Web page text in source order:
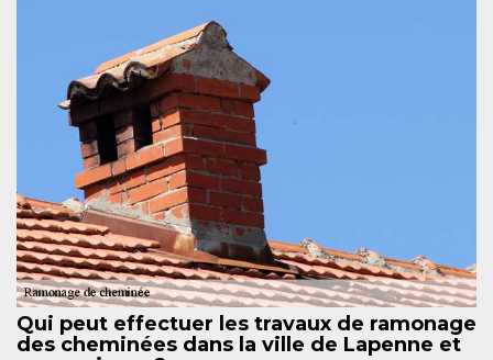
Qui peut effectuer les travaux de ramonage
des cheminées dans la ville de Lapenne et